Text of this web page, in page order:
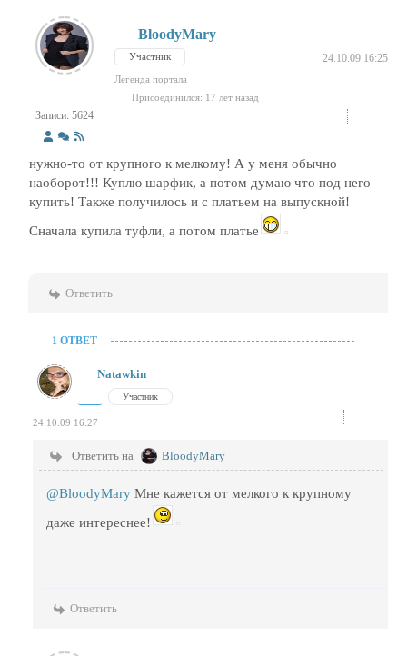
Записи: 5624
BloodyMary
Участник 24.10.09 16:25
Легенда портала
Присоединился: 17 лет назад
нужно-то от крупного к мелкому! А у меня обычно
наоборот!!! Куплю шарфик, а потом думаю что под него
купить! Также получилось и с платьем на выпускной!
Сначала купила туфли, а потом платье
Ответить
1 ОТВЕТ
Natawkin
Участник
24.10.09 16:27
Ответить на BloodyMary
@BloodyMary Мне кажется от мелкого к крупному
даже интереснее!
Ответить